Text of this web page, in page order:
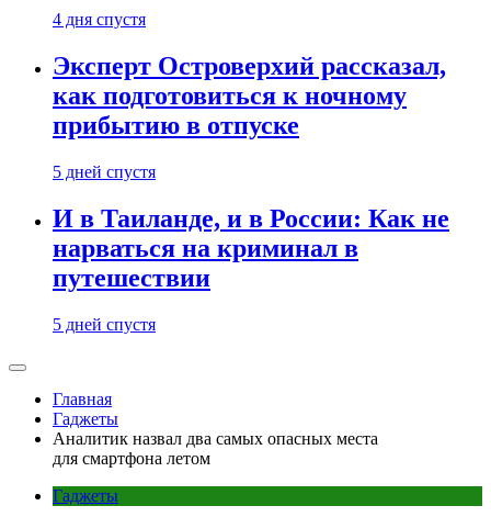
4 дня спустя
Эксперт Островерхий рассказал,
как подготовиться к ночному
прибытию в отпуске
5 дней спустя
И в Таиланде, и в России: Как не
нарваться на криминал в
путешествии
5 дней спустя
Главная
Гаджеты
Аналитик назвал два самых опасных места
для смартфона летом
Гаджеты